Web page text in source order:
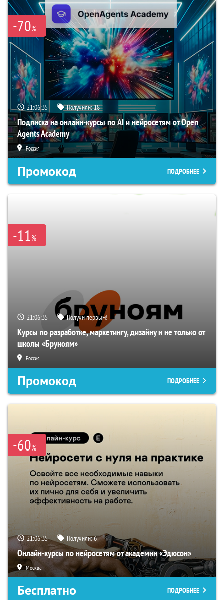
-70%
21:06:34 Получили:18
Подписка на онлайн-курсы по AI и нейросетям от Open
Agents Academy
Россия
Промокод ПОДРОБНЕЕ
-11%
21:06:34 Получи первым!
Курсы по разработке, маркетингу, дизайну и не только от
школы «Бруноям»
Россия
Промокод ПОДРОБНЕЕ
-60%
21:06:34 Получили:6
Онлайн-курсы по нейросетям от академии «Эдюсон»
Москва
Бесплатно ПОДРОБНЕЕ